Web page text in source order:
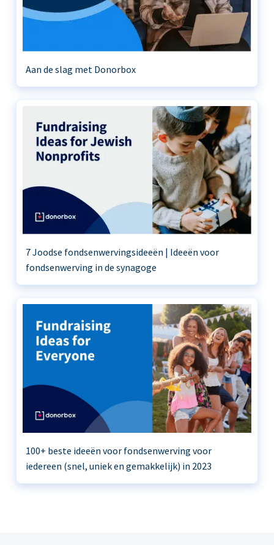
Aan de slag met Donorbox
7 Joodse fondsenwervingsideeën | Ideeën voor
fondsenwerving in de synagoge
100+ beste ideeën voor fondsenwerving voor
iedereen (snel, uniek en gemakkelijk) in 2023